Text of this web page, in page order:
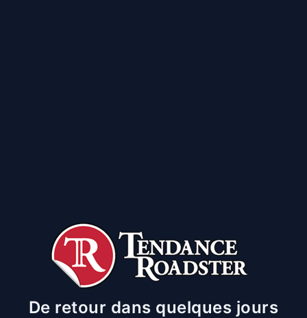
De retour dans quelques jours